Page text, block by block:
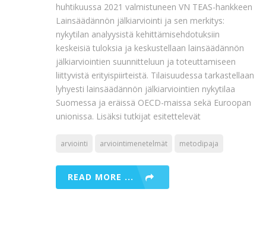
huhtikuussa 2021 valmistuneen VN TEAS-hankkeen
Lainsäädännön jälkiarviointi ja sen merkitys:
nykytilan analyysistä kehittämisehdotuksiin
keskeisiä tuloksia ja keskustellaan lainsäädännön
jälkiarviointien suunnitteluun ja toteuttamiseen
liittyvistä erityispiirteistä. Tilaisuudessa tarkastellaan
lyhyesti lainsäädännön jälkiarviointien nykytilaa
Suomessa ja eräissä OECD-maissa sekä Euroopan
unionissa. Lisäksi tutkijat esitettelevät
arviointi arviointimenetelmät metodipaja
READ MORE ...